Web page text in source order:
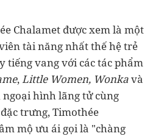
Chalamet được xem là một
tài năng nhất thế hệ trẻ
tiếng vang với các tác phẩm
,Little Women, Wonkavà
ngoại hình lãng tử cùng
trưng, Timothée
mộ ưu ái gọi là "chàng